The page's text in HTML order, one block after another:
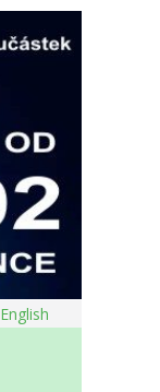
English